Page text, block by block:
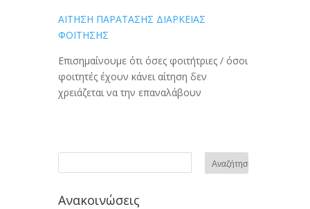
ΑΙΤΗΣΗ ΠΑΡΑΤΑΣΗΣ ΔΙΑΡΚΕΙΑΣ
ΦΟΙΤΗΣΗΣ
Επισημαίνουμε ότι όσες φοιτήτριες / όσοι
φοιτητές έχουν κάνει αίτηση δεν
χρειάζεται να την επαναλάβουν
Ανακοινώσεις